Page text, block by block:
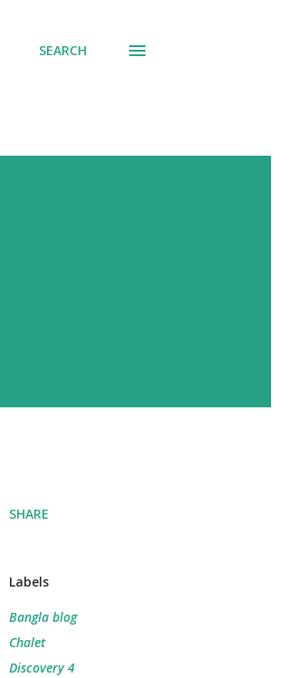
SEARCH
SHARE
Labels
Bangla blog
Chalet
Discovery 4